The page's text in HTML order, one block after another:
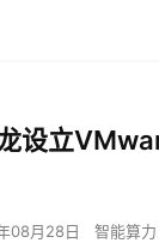
设立
08月28日 智能算力